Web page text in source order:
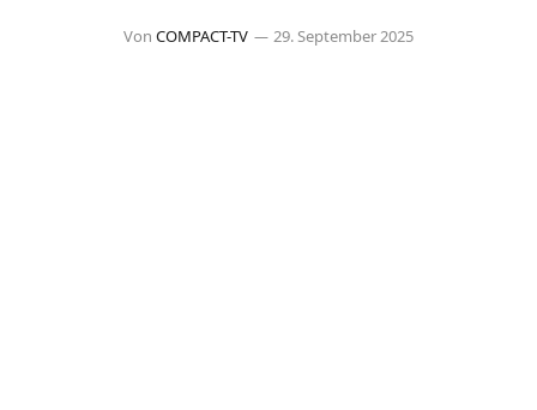
Von COMPACT-TV 29. September 2025